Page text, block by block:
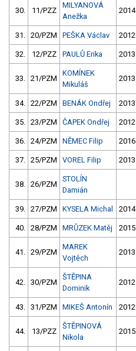
30. 11/PZZ
MILYANOVÁ
Anežka
2014
31. 20/PZM PEŠKA Václav 2012
32. 12/PZZ PAULŮ Erika 2013
33. 21/PZM
KOMÍNEK
Mikuláš
2013
34. 22/PZM BENÁK Ondřej 2013
35. 23/PZM ČAPEK Ondřej 2012
36. 24/PZM NĚMEC Filip 2016
37. 25/PZM VOREL Filip 2013
38. 26/PZM
STOLÍN
Damián
39. 27/PZM KYSELA Michal 2014
40. 28/PZM MRŮZEK Matěj 2015
41. 29/PZM
MAREK
Vojtěch
2013
42. 30/PZM
ŠTĚPINA
Dominik
2012
43. 31/PZM MIKEŠ Antonín 2012
44. 13/PZZ
ŠTĚPINOVÁ
Nikola
2015